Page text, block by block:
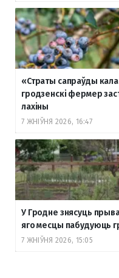
«Страты сапраўды
гродзенскі фермер
лахіны
7 ЖНІЎНЯ 2026, 16:47
У Гродне знясуць
яго месцы пабудуюць
7 ЖНІЎНЯ 2026, 15:05